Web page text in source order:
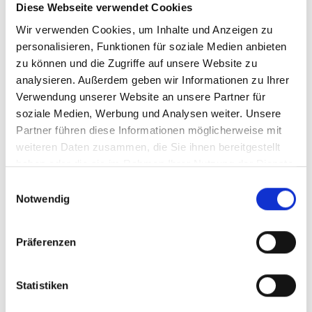
Diese Webseite verwendet Cookies
Wir verwenden Cookies, um Inhalte und Anzeigen zu
personalisieren, Funktionen für soziale Medien anbieten
zu können und die Zugriffe auf unsere Website zu
analysieren. Außerdem geben wir Informationen zu Ihrer
Verwendung unserer Website an unsere Partner für
soziale Medien, Werbung und Analysen weiter. Unsere
Partner führen diese Informationen möglicherweise mit
weiteren Daten zusammen, die Sie ihnen bereitgestellt
haben oder die sie im Rahmen Ihrer Nutzung der Dienste
Notwendig
Präferenzen
Statistiken
Internationale Marken und Designer
Sonnenbrillen mit und ohne individueller
Sehstärke
Umfassender UV-Schutz
Optometrie
Verschiedene Screeningtests
Prüfung des vorderen Augenabschnittes